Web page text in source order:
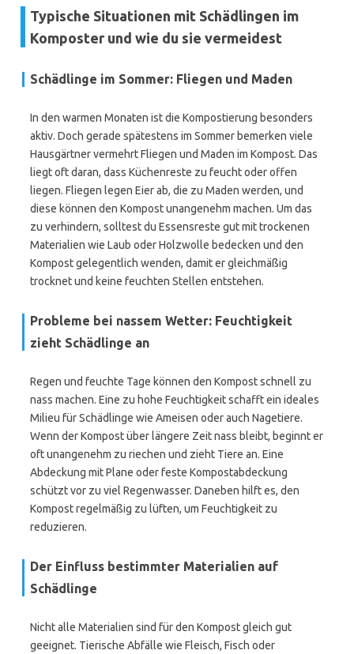
Typische Situationen mit Schädlingen im
Komposter und wie du sie vermeidest
Schädlinge im Sommer: Fliegen und Maden
In den warmen Monaten ist die Kompostierung besonders
aktiv. Doch gerade spätestens im Sommer bemerken viele
Hausgärtner vermehrt Fliegen und Maden im Kompost. Das
liegt oft daran, dass Küchenreste zu feucht oder offen
liegen. Fliegen legen Eier ab, die zu Maden werden, und
diese können den Kompost unangenehm machen. Um das
zu verhindern, solltest du Essensreste gut mit trockenen
Materialien wie Laub oder Holzwolle bedecken und den
Kompost gelegentlich wenden, damit er gleichmäßig
trocknet und keine feuchten Stellen entstehen.
Probleme bei nassem Wetter: Feuchtigkeit
zieht Schädlinge an
Regen und feuchte Tage können den Kompost schnell zu
nass machen. Eine zu hohe Feuchtigkeit schafft ein ideales
Milieu für Schädlinge wie Ameisen oder auch Nagetiere.
Wenn der Kompost über längere Zeit nass bleibt, beginnt er
oft unangenehm zu riechen und zieht Tiere an. Eine
Abdeckung mit Plane oder feste Kompostabdeckung
schützt vor zu viel Regenwasser. Daneben hilft es, den
Kompost regelmäßig zu lüften, um Feuchtigkeit zu
reduzieren.
Der Einfluss bestimmter Materialien auf
Schädlinge
Nicht alle Materialien sind für den Kompost gleich gut
geeignet. Tierische Abfälle wie Fleisch, Fisch oder